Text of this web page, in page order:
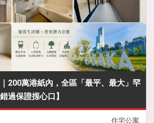
｜200萬港紙內，全區「最平、最大」罕
過保證揼心口】
住宅公寓